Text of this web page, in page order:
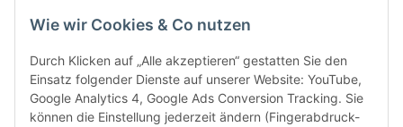
Wie wir Cookies & Co nutzen
Durch Klicken auf „Alle akzeptieren“ gestatten Sie den
Einsatz folgender Dienste auf unserer Website: YouTube,
Google Analytics 4, Google Ads Conversion Tracking. Sie
können die Einstellung jederzeit ändern (Fingerabdruck-
Weinbauregionen und Weinbaugebiete in Österreich
Weiße Rebsorten
Rote Rebsorten